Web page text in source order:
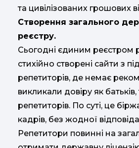
та цивілізованих грошових
Створення загального
реєстру.
Сьогодні єдиним реєстром
стихійно створені сайти з
репетиторів, де немає
викликали довіру як батьків,
репетиторів. По суті, це
кадрів, без жодної
Репетитори повинні на